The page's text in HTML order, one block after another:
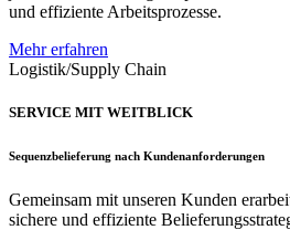
und effiziente Arbeitsprozesse.
Mehr erfahren
Logistik/Supply Chain
SERVICE MIT WEITBLICK
Sequenzbelieferung nach Kundenanforderungen
Gemeinsam mit unseren Kunden
sichere und effiziente